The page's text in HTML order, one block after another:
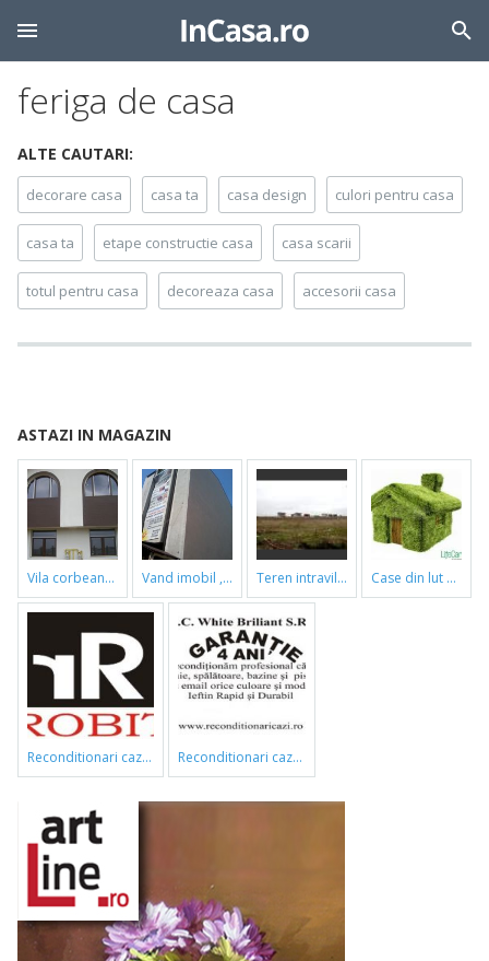
feriga de casa
ALTE CAUTARI:
decorare casa casa ta casa design culori pentru casa
casa ta etape constructie casa casa scarii
totul pentru casa decoreaza casa accesorii casa
ASTAZI IN MAGAZIN
vila corbeanca vand imobil ,790m,piata gorjului,pret negociabil teren intravilan case din lut si paie
reconditionari cazi de baie reconditionari cazi de baie